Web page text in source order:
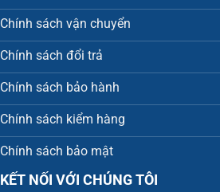
Chính sách vận chuyển
Chính sách đổi trả
Chính sách bảo hành
Chính sách kiểm hàng
Chính sách bảo mật
KẾT NỐI VỚI CHÚNG TÔI